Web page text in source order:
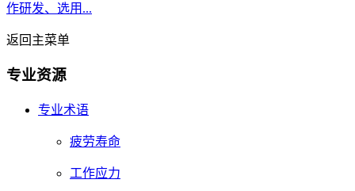
作研发、选用...
返回主菜单
专业资源
专业术语
疲劳寿命
工作应力